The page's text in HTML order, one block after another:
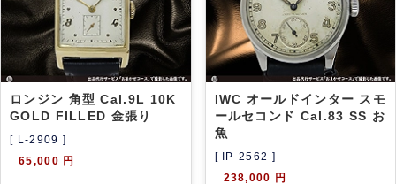
ロンジン 角型 Cal.9L 10K
GOLD FILLED 金張り
[ L-2909 ]
65,000 円
IWC オールドインター スモ
ールセコンド Cal.83 SS お
魚
[ IP-2562 ]
238,000 円